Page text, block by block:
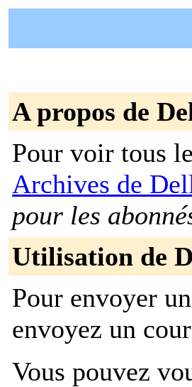
A propos de
Pour voir tous
Archives de
pour les
Utilisation de
Pour envoyer
envoyez un
Vous pouvez